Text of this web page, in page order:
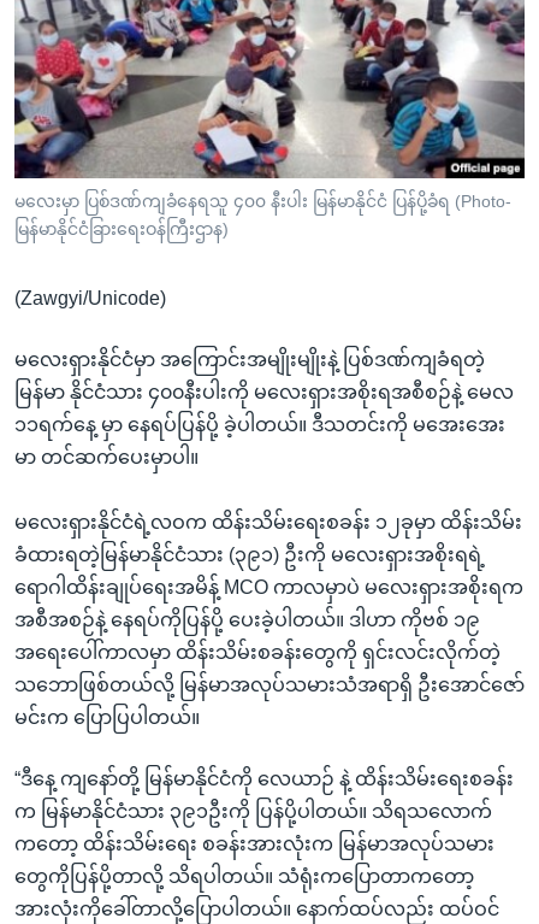
ရန်
ပင်မ
အ
ညွန်း
စာမျက်နှာ
သို့
ကျော်
ကြည့်
ရှာဖွေ
နေရာ
သို့
မကြေးမုံရဲ့ အင်္ဂလိပ်စာ
ရုပ်ရှင်ထဲက အင်္ဂလိပ်စာ
သုတပဒေသာ အင်္ဂလိပ်စာ
ရေဒီယို
တီဗွီ
ရေဒီယိုနှင့်ရုပ်သံ အချက်အလက်များ
ရေဒီယို/တီဗွီအစီအစဉ်
Learning English
ဗွီအိုအေ လူမှုကွန်ယက်များ
ဘာသာစကားများ
မလေးမှာ ပြစ်ဒဏ်ကျခံနေရသူ ၄၀၀ နီးပါး မြန်မာနိုင်ငံ ပြန်ပို့ခံရ (Photo-
မြန်မာနိုင်ငံခြားရေးဝန်ကြီးဌာန)
(Zawgyi/Unicode)
မလေးရှားနိုင်ငံမှာ အကြောင်းအမျိုးမျိုးနဲ့ ပြစ်ဒဏ်ကျခံရတဲ့
မြန်မာ နိုင်ငံသား ၄၀၀နီးပါးကို မလေးရှားအစိုးရအစီစဉ်နဲ့ မေလ
၁၁ရက်နေ့ မှာ နေရပ်ပြန်ပို့ ခဲ့ပါတယ်။ ဒီသတင်းကို မအေးအေး
မာ တင်ဆက်ပေးမှာပါ။
မလေးရှားနိုင်ငံရဲ့လဝက ထိန်းသိမ်းရေးစခန်း ၁၂ခုမှာ ထိန်းသိမ်း
ခံထားရတဲ့မြန်မာနိုင်ငံသား (၃၉၁) ဦးကို မလေးရှားအစိုးရရဲ့
ရောဂါထိန်းချုပ်ရေးအမိန့် MCO ကာလမှာပဲ မလေးရှားအစိုးရက
အစီအစဉ်နဲ့ နေရပ်ကိုပြန်ပို့ ပေးခဲ့ပါတယ်။ ဒါဟာ ကိုဗစ် ၁၉
အရေးပေါ်ကာလမှာ ထိန်းသိမ်းစခန်းတွေကို ရှင်းလင်းလိုက်တဲ့
သဘောဖြစ်တယ်လို့ မြန်မာအလုပ်သမားသံအရာရှိ ဦးအောင်ဇော်
မင်းက ပြောပြပါတယ်။
“ဒီနေ့ ကျနော်တို့ မြန်မာနိုင်ငံကို လေယာဉ် နဲ့ ထိန်းသိမ်းရေးစခန်း
က မြန်မာနိုင်ငံသား ၃၉၁ဦးကို ပြန်ပို့ပါတယ်။ သိရသလောက်
ကတော့ ထိန်းသိမ်းရေး စခန်းအားလုံးက မြန်မာအလုပ်သမား
တွေကိုပြန်ပို့တာလို့ သိရပါတယ်။ သံရုံးကပြောတာကတော့
အားလုံးကိုခေါ်တာလို့ပြောပါတယ်။ နောက်ထပ်လည်း ထပ်ဝင်